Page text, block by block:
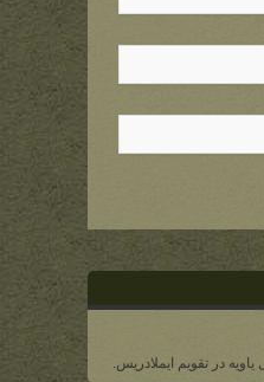
در تقویم ایملادریس.